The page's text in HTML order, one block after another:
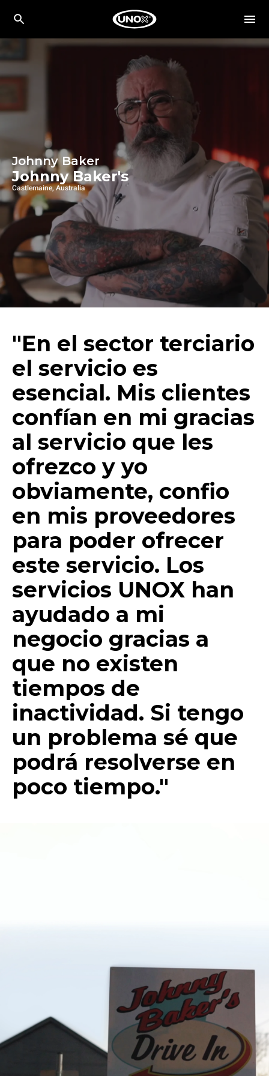
Johnny Baker
Johnny Baker's
Castlemaine, Australia
"En el sector terciario
el servicio es
esencial. Mis clientes
confían en mi gracias
al servicio que les
ofrezco y yo
obviamente, confio
en mis proveedores
para poder ofrecer
este servicio. Los
servicios UNOX han
ayudado a mi
negocio gracias a
que no existen
tiempos de
inactividad. Si tengo
un problema sé que
podrá resolverse en
poco tiempo."